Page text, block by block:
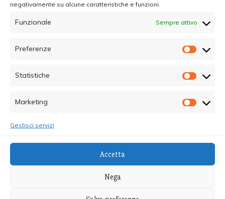
negativamente su alcune caratteristiche e funzioni.
Funzionale Sempre attivo
Preferenze
Statistiche
Marketing
Gestisci servizi
Accetta
Nega
al Tribunale di Palermo - Direttore Responsabile dott.ssa